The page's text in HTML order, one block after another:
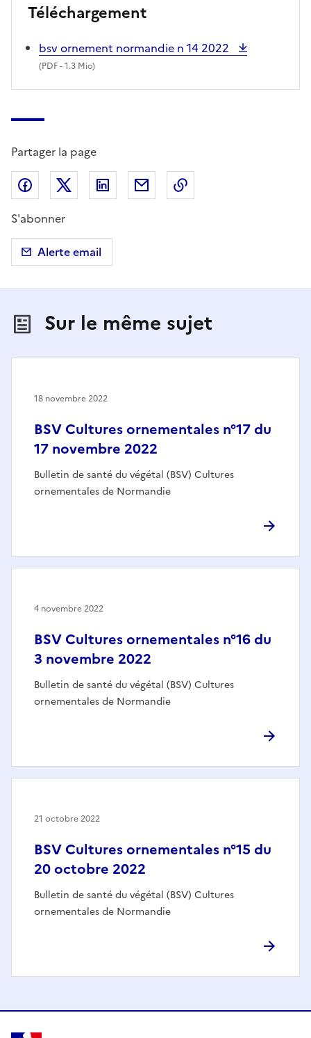
Téléchargement
bsv ornement normandie n 14 2022
(PDF- 1.3 Mio)
Partager la page
Partager sur Facebook
Partager sur X (anciennement Twitter)
Partager sur LinkedIn
Partager par email
S'abonner
Alerte email
Sur le même sujet
BSV Cultures ornementales n°17 du
17 novembre 2022
Bulletin de santé du végétal (BSV) Cultures
ornementales de Normandie
18 novembre 2022
BSV Cultures ornementales n°16 du
3 novembre 2022
Bulletin de santé du végétal (BSV) Cultures
ornementales de Normandie
4 novembre 2022
BSV Cultures ornementales n°15 du
20 octobre 2022
Bulletin de santé du végétal (BSV) Cultures
ornementales de Normandie
21 octobre 2022